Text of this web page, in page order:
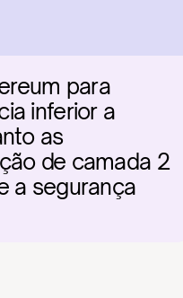
para
inferior a
as
de camada 2
a segurança